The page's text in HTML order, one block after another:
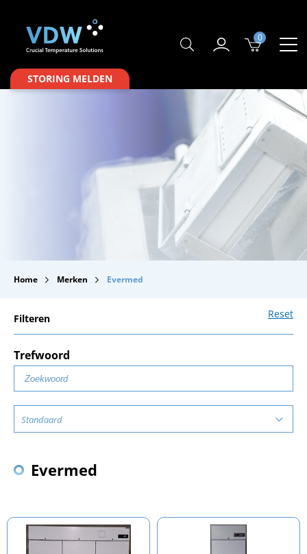
Producten
Branches
Service & Onderhoud
0
STORING MELDEN
Home Merken Evermed
Filteren
Trefwoord
Reset
Standaard
Evermed